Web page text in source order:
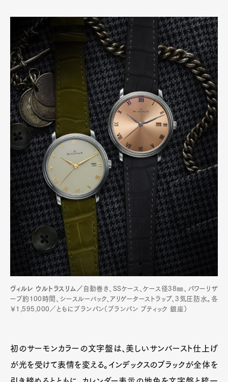
ヴィルレ ウルトラスリム／ 自動巻き、SSケース、ケース径38㎜、パワーリザ
ーブ約100時間、シースルーバック、アリゲーターストラップ、3気圧防水。各
￥1,595,000／ともにブランパン（ブランパン ブティック 銀座）
初のサーモンカラーの文字盤は、美しいサンバースト仕上げ
が光を受けて表情を変える。インデックスのブラックが全体を